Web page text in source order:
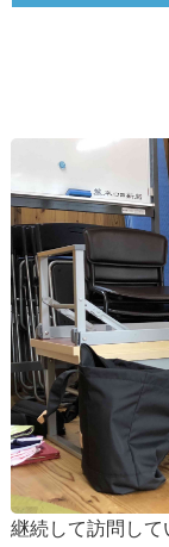
継続して訪問して